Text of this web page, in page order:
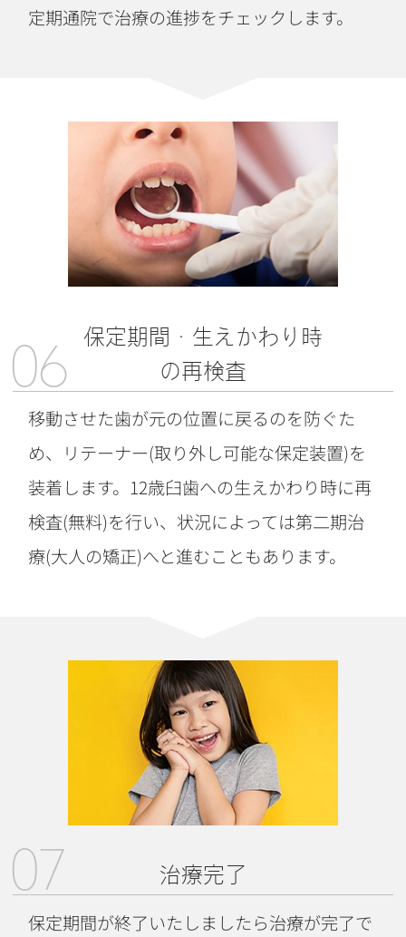
定期通院で治療の進捗をチェックします。
06
保定期間・生えかわり時
の再検査
移動させた歯が元の位置に戻るのを防ぐた
め、リテーナー(取り外し可能な保定装置)を
装着します。12歳臼歯への生えかわり時に再
検査(無料)を行い、状況によっては第二期治
療(大人の矯正)へと進むこともあります。
07 治療完了
保定期間が終了いたしましたら治療が完了で